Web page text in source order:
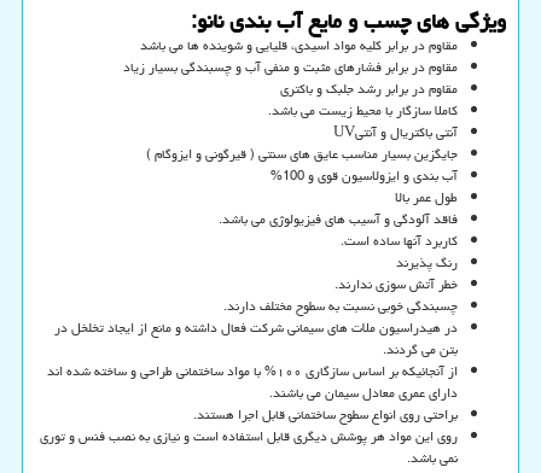
ویژگی های چسب و مایع آب بندی نانو:
مقاوم در برابر کلیه مواد اسیدی، قلیایی و شوینده ها می باشد
مقاوم در برابر فشارهای مثبت و منفی آب و چسبندگی بسیار زیاد
مقاوم در برابر رشد جلبک و باکتری
کاملا سازگار با محیط زیست می باشد.
آنتی باکتریال و آنتیUV
جایگزین بسیار مناسب عایق های سنتی ( قیرگونی و ایزوگام )
آب بندی و ایزولاسیون قوی و 100
%
طول عمر بالا
فاقد آلودگی و آسیب های فیزیولوژی می باشد.
کاربرد آنها ساده است.
رنگ پذیرند
خطر آتش سوزی ندارند.
چسبندگی خوبی نسبت به سطوح مختلف دارند.
در هیدراسیون ملات های سیمانی شرکت فعال داشته و مانع از ایجاد تخلخل در
بتن می گردند.
از آنجائیکه بر اساس سازگاری ۱۰۰% با مواد ساختمانی طراحی و ساخته شده اند
دارای عمری معادل سیمان می باشند.
براحتی روی انواع سطوح ساختمانی قابل اجرا هستند.
روی این مواد هر پوشش دیگری قابل استفاده است و نیازی به نصب فنس و توری
نمی باشد.